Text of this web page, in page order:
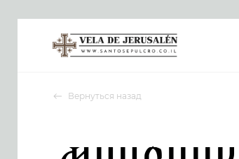
Вернуться назад